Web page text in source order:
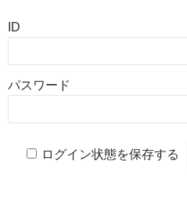
ID
パスワード
ログイン状態を保存する